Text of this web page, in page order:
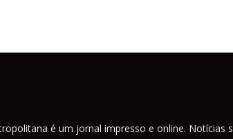
é um jornal impresso e online.